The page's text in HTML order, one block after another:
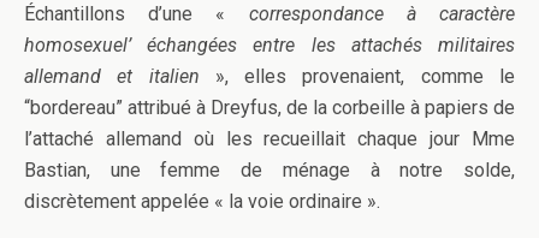
Échantillons d’une « correspondance à caractère
homosexuel’ échangées entre les attachés militaires
allemand et italien », elles provenaient, comme le
“bordereau” attribué à Dreyfus, de la corbeille à papiers de
l’attaché allemand où les recueillait chaque jour Mme
Bastian, une femme de ménage à notre solde,
discrètement appelée « la voie ordinaire ».